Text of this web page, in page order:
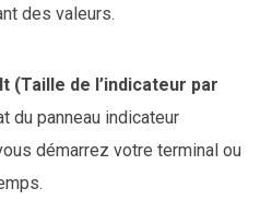
des valeurs.
(Taille de l’indicateur par
du panneau indicateur
démarrez votre terminal ou